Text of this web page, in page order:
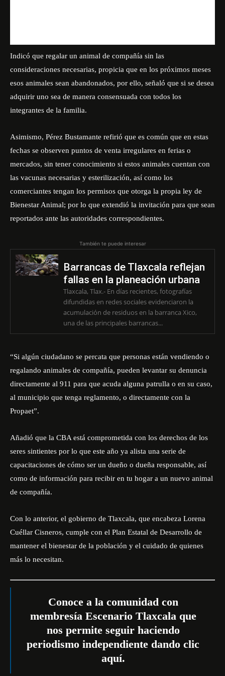
Indicó que regalar un animal de compañía sin las
consideraciones necesarias, propicia que en los próximos meses
esos animales sean abandonados, por ello, señaló que si se desea
adquirir uno sea de manera consensuada con todos los
integrantes de la familia.
Asimismo, Pérez Bustamante refirió que es común que en estas
fechas se observen puntos de venta irregulares en ferias o
mercados, sin tener conocimiento si estos animales cuentan con
las vacunas necesarias y esterilización, así como los
comerciantes tengan los permisos que otorga la propia ley de
Bienestar Animal; por lo que extendió la invitación para que sean
reportados ante las autoridades correspondientes.
También te puede interesar
Barrancas de Tlaxcala reflejan
fallas en la planeación urbana
Tlaxcala, Tlax.- En días recientes, fotografías
difundidas en redes sociales evidenciaron la
acumulación de residuos en la barranca Xico,
una de las principales barrancas...
“Si algún ciudadano se percata que personas están vendiendo o
regalando animales de compañía, pueden levantar su denuncia
directamente al 911 para que acuda alguna patrulla o en su caso,
al municipio que tenga reglamento, o directamente con la
Propaet”.
Añadió que la CBA está comprometida con los derechos de los
seres sintientes por lo que este año ya alista una serie de
capacitaciones de cómo ser un dueño o dueña responsable, así
como de información para recibir en tu hogar a un nuevo animal
de compañía.
Con lo anterior, el gobierno de Tlaxcala, que encabeza Lorena
Cuéllar Cisneros, cumple con el Plan Estatal de Desarrollo de
mantener el bienestar de la población y el cuidado de quienes
más lo necesitan.
Conoce a la comunidad con
membresía Escenario Tlaxcala que
nos permite seguir haciendo
periodismo independiente dando clic
aquí.